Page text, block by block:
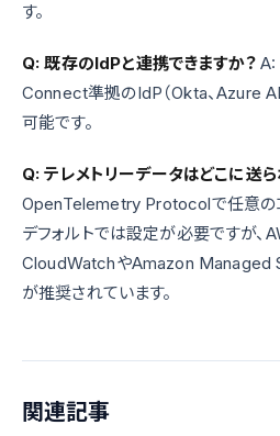
す。
Q: 既存のIdPと連携できますか？A:
Connect準拠のIdP（Okta、Azure
可能です。
Q: テレメトリーデータはどこに送ら
OpenTelemetry Protocolで任意の
デフォルトでは設定が必要ですが、
CloudWatchやAmazon
が推奨されています。
関連記事